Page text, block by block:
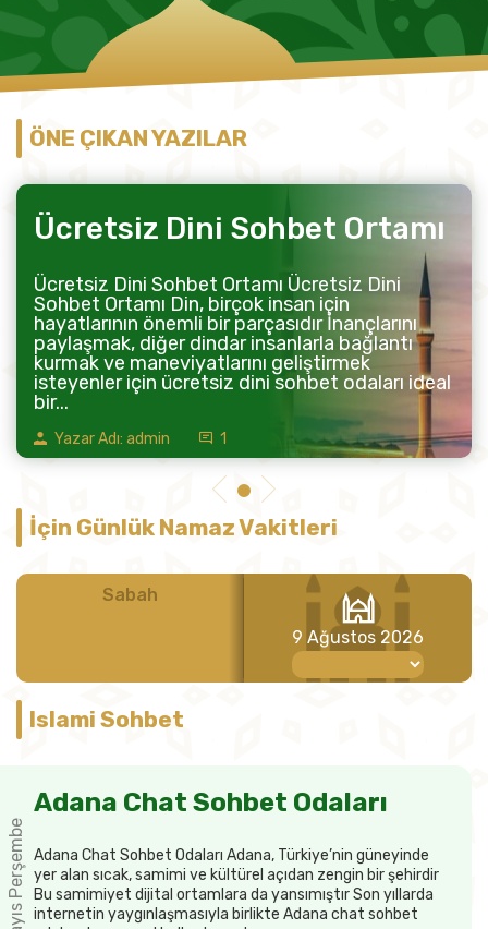
ÖNE ÇIKAN YAZILAR
Ücretsiz Dini Sohbet Ortamı
Ücretsiz Dini Sohbet Ortamı Ücretsiz Dini
Sohbet Ortamı Din, birçok insan için
hayatlarının önemli bir parçasıdır İnançlarını
paylaşmak, diğer dindar insanlarla bağlantı
kurmak ve maneviyatlarını geliştirmek
isteyenler için ücretsiz dini sohbet odaları ideal
bir...
Yazar Adı: admin 1
İçin Günlük Namaz Vakitleri
Sabah Öğle
9 Ağustos 2026
Islami Sohbet
8 Mayıs Perşembe
Adana Chat Sohbet Odaları
Adana Chat Sohbet Odaları Adana, Türkiye’nin güneyinde
yer alan sıcak, samimi ve kültürel açıdan zengin bir şehirdir
Bu samimiyet dijital ortamlara da yansımıştır Son yıllarda
internetin yaygınlaşmasıyla birlikte Adana chat sohbet